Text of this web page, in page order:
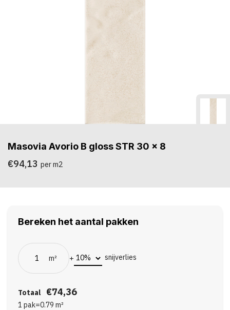
Masovia Avorio B gloss STR 30 x 8
€94,13 per m2
Bereken het aantal pakken
m² + snijverlies
Totaal €74,36
1 pak=0.79 m²